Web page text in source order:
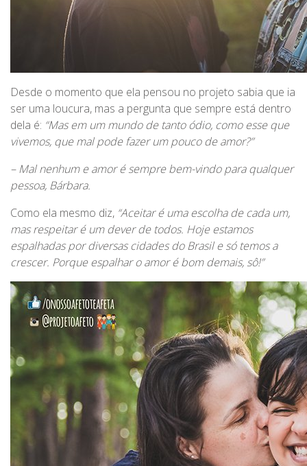
Desde o momento que ela pensou no projeto sabia que ia
ser uma loucura, mas a pergunta que sempre está dentro
dela é: “Mas em um mundo de tanto ódio, como esse que
vivemos, que mal pode fazer um pouco de amor?”
– Mal nenhum e amor é sempre bem-vindo para qualquer
pessoa, Bárbara.
Como ela mesmo diz, “Aceitar é uma escolha de cada um,
mas respeitar é um dever de todos. Hoje estamos
espalhadas por diversas cidades do Brasil e só temos a
crescer. Porque espalhar o amor é bom demais, sô!”